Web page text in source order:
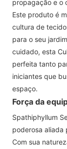
propagação e o
Este produto é
cultura de
para o seu
cuidado, esta
perfeita tanto
iniciantes que
espaço.
Força da
Spathiphyllum
poderosa aliada
Com sua